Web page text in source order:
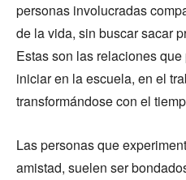
personas involucradas
de la vida, sin buscar sacar
Estas son las relaciones
iniciar en la escuela, en el
transformándose con el
Las personas que
amistad, suelen ser